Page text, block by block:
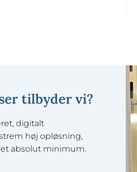
tilbyder vi?
digitalt
høj opløsning,
absolut minimum.